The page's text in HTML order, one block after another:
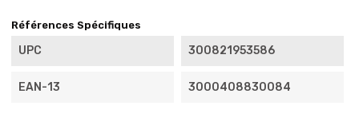
Références Spécifiques
UPC 300821953586
EAN-13 3000408830084